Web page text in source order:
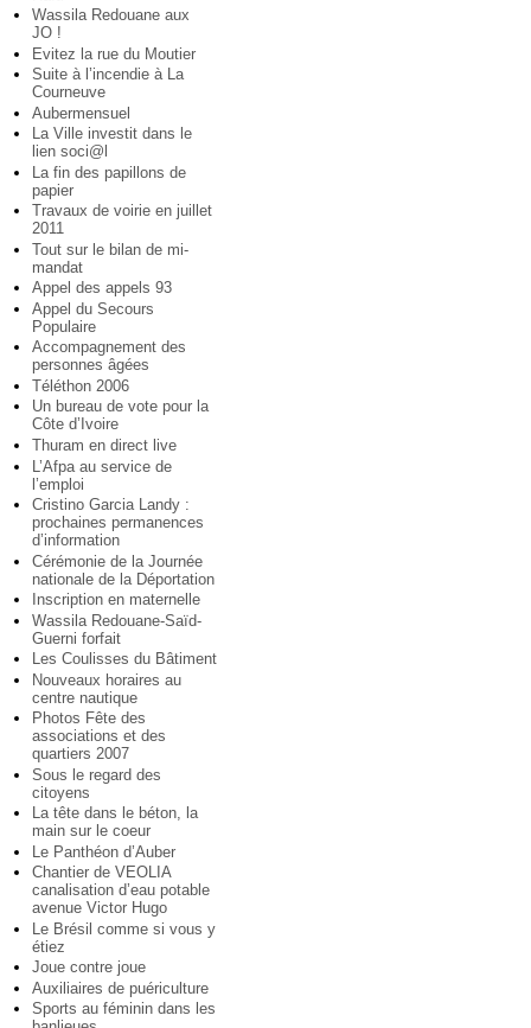
Wassila Redouane aux
JO !
Evitez la rue du Moutier
Suite à l’incendie à La
Courneuve
Aubermensuel
La Ville investit dans le
lien soci@l
La fin des papillons de
papier
Travaux de voirie en juillet
2011
Tout sur le bilan de mi-
mandat
Appel des appels 93
Appel du Secours
Populaire
Accompagnement des
personnes âgées
Téléthon 2006
Un bureau de vote pour la
Côte d’Ivoire
Thuram en direct live
L’Afpa au service de
l’emploi
Cristino Garcia Landy :
prochaines permanences
d’information
Cérémonie de la Journée
nationale de la Déportation
Inscription en maternelle
Wassila Redouane-Saïd-
Guerni forfait
Les Coulisses du Bâtiment
Nouveaux horaires au
centre nautique
Photos Fête des
associations et des
quartiers 2007
Sous le regard des
citoyens
La tête dans le béton, la
main sur le coeur
Le Panthéon d’Auber
Chantier de VEOLIA
canalisation d’eau potable
avenue Victor Hugo
Le Brésil comme si vous y
étiez
Joue contre joue
Auxiliaires de puériculture
Sports au féminin dans les